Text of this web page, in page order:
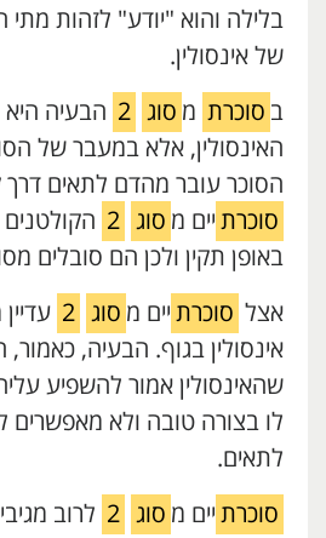
בלילה והוא "יודע" לזהות
של אינסולין.
ב סוכרת מ סוג 2 הבעיה היא
האינסולין, אלא במעבר של
הסוכר עובר מהדם לתאים דרך
סוכרת יים מ סוג 2
באופן תקין ולכן הם סובלים
אצל סוכרת יים מ סוג 2
אינסולין בגוף. הבעיה, כאמור,
שהאינסולין אמור להשפיע
לו בצורה טובה ולא מאפשרים
לתאים.
סוכרת יים מ סוג 2 לרוב